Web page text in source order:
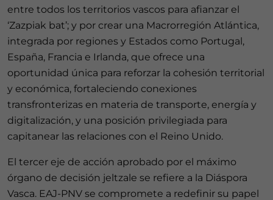
entre todos los territorios vascos para afianzar el
‘Zazpiak bat’; y por crear una Macrorregión Atlántica,
integrada por regiones y Estados como Portugal,
España, Francia e Irlanda, que ofrece una
oportunidad única para reforzar la cohesión territorial
y económica, fortaleciendo conexiones
transfronterizas en materia de transporte, energía y
digitalización, y una posición privilegiada para
capitanear las relaciones con el Reino Unido.
El tercer eje de acción aprobado por el máximo
órgano de decisión jeltzale se refiere a la Diáspora
Vasca. EAJ-PNV se compromete a redefinir su papel